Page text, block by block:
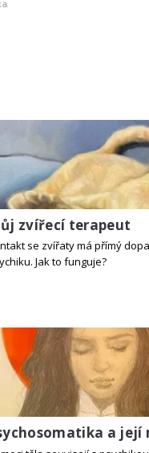
zvířecí terapeut
se zvířaty má přímý
Jak to funguje?
a její